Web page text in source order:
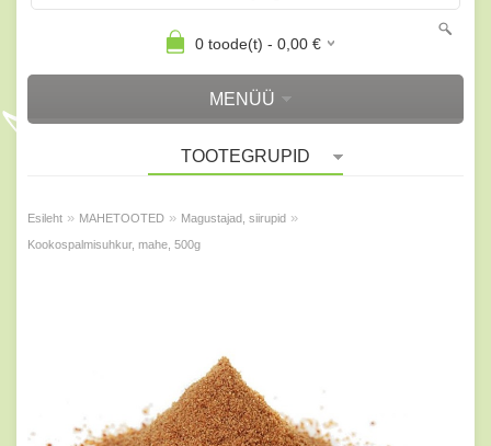
0toode(t) - 0,00€
MENÜÜ
TOOTEGRUPID
Esileht » MAHETOOTED » Magustajad, siirupid »
Kookospalmisuhkur, mahe, 500g